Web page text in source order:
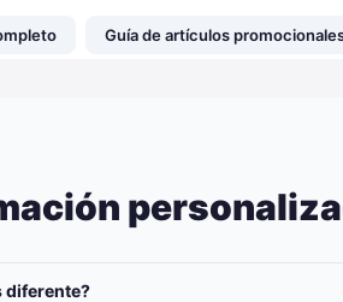
Guía de artículos
diferente?